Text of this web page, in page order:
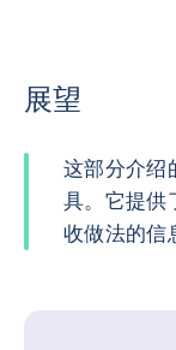
展望
这部分介绍
具。它提供
收做法的信